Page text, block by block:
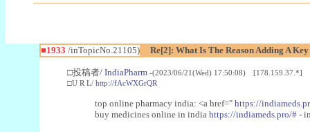
■1933 /inTopicNo.21105) Re[2]: What Is The Reason Adding A
□投稿者/ IndiaPharm -(2023/06/21(Wed) 17:50:08) [178.159.37.*]
□U R L/ http://fAcWXGrQR
top online pharmacy india: <a href=" https://
buy medicines online in india https://indiameds.pro/#-